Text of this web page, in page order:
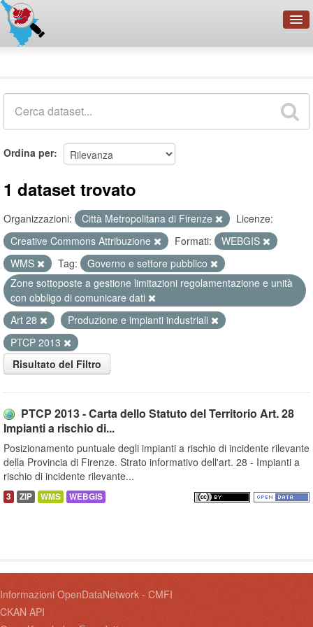
Organizzazioni
Ordina per
1 dataset trovato
Organizzazioni: Città Metropolitana di Firenze
Licenze:
Creative Commons Attribuzione
Formati:
WEBGIS
WMS
Tag:
Governo e settore pubblico
Zone sottoposte a gestione limitazioni regolamentazione e unità
con obbligo di comunicare dati
Art 28
Produzione e impianti industriali
PTCP 2013
Risultato del Filtro
PTCP 2013 - Carta dello Statuto del Territorio Art. 28
Impianti a rischio di...
Posizionamento puntuale degli impianti a rischio di incidente rilevante
della Provincia di Firenze. Strato informativo dell'art. 28 - Impianti a
rischio di incidente rilevante...
3 ZIP WMS WEBGIS
Informazioni OpenDataNetwork - CMFI
CKAN API